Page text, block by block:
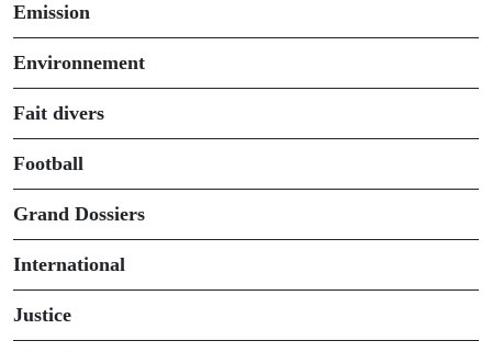
Emission
Environnement
Fait divers
Football
Grand Dossiers
International
Justice